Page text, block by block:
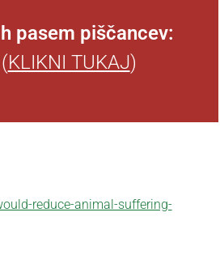
pasem piščancev:
(KLIKNI TUKAJ)
reduce-animal-suffering-